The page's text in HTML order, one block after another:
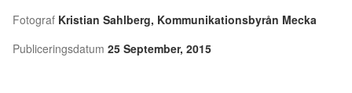
Fotograf Kristian Sahlberg, Kommunikationsbyrån Mecka
Publiceringsdatum 25 September, 2015